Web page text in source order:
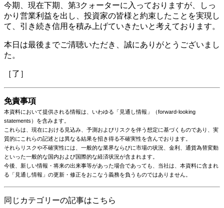
今期、現在下期、第3クォーターに入っておりますが、しっ
かり営業利益を出し、投資家の皆様と約束したことを実現し
て、引き続き信用を積み上げていきたいと考えております。
本日は最後までご清聴いただき、誠にありがとうございまし
た。
［了］
免責事項
本資料において提供される情報は、いわゆる「見通し情報」（forward-looking
statements）を含みます。
これらは、現在における見込み、予測およびリスクを伴う想定に基づくものであり、実
質的にこれらの記述とは異なる結果を招き得る不確実性を含んでおります。
それらリスクや不確実性には、一般的な業界ならびに市場の状況、金利、通貨為替変動
といった一般的な国内および国際的な経済状況が含まれます。
今後、新しい情報・将来の出来事等があった場合であっても、当社は、本資料に含まれ
る「見通し情報」の更新・修正をおこなう義務を負うものではありません。
同じカテゴリーの記事はこちら